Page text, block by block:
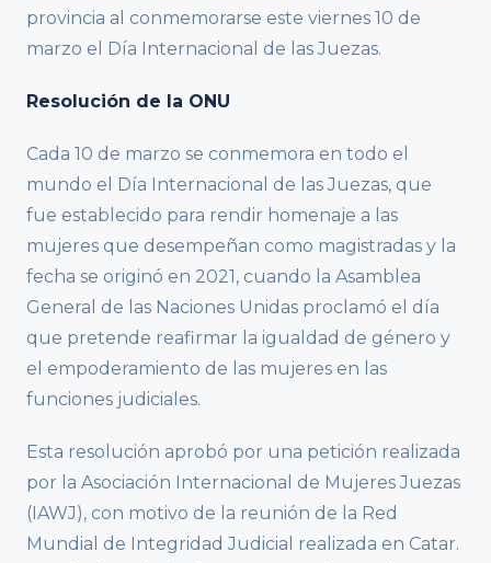
provincia al conmemorarse este viernes 10 de
marzo el Día Internacional de las Juezas.
Resolución de la ONU
Cada 10 de marzo se conmemora en todo el
mundo el Día Internacional de las Juezas, que
fue establecido para rendir homenaje a las
mujeres que desempeñan como magistradas y la
fecha se originó en 2021, cuando la Asamblea
General de las Naciones Unidas proclamó el día
que pretende reafirmar la igualdad de género y
el empoderamiento de las mujeres en las
funciones judiciales.
Esta resolución aprobó por una petición realizada
por la Asociación Internacional de Mujeres Juezas
(IAWJ), con motivo de la reunión de la Red
Mundial de Integridad Judicial realizada en Catar.